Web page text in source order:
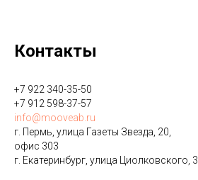
Контакты
+7 922 340-35-50
+7 912 598-37-57
info@mooveab.ru
г. Пермь, улица Газеты Звезда, 20,
офис 303
г. Екатеринбург, улица ​Циолковского, 3